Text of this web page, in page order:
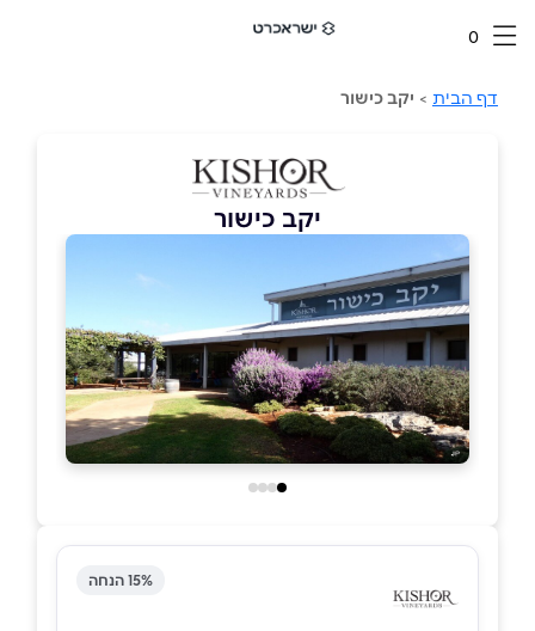
0
דף הבית > יקב כישור
יקב כישור
15% הנחה